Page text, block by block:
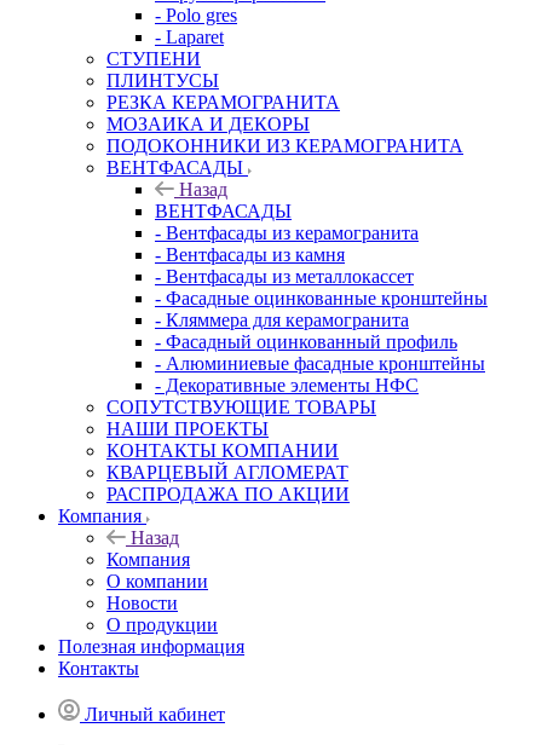
- Polo gres
- Laparet
СТУПЕНИ
ПЛИНТУСЫ
РЕЗКА КЕРАМОГРАНИТА
МОЗАИКА И ДЕКОРЫ
ПОДОКОННИКИ ИЗ КЕРАМОГРАНИТА
ВЕНТФАСАДЫ
Назад
ВЕНТФАСАДЫ
- Вентфасады из керамогранита
- Вентфасады из камня
- Вентфасады из металлокассет
- Фасадные оцинкованные кронштейны
- Кляммера для керамогранита
- Фасадный оцинкованный профиль
- Алюминиевые фасадные кронштейны
- Декоративные элементы НФС
СОПУТСТВУЮЩИЕ ТОВАРЫ
НАШИ ПРОЕКТЫ
КОНТАКТЫ КОМПАНИИ
КВАРЦЕВЫЙ АГЛОМЕРАТ
РАСПРОДАЖА ПО АКЦИИ
Компания
Назад
Компания
О компании
Новости
О продукции
Полезная информация
Контакты
Личный кабинет